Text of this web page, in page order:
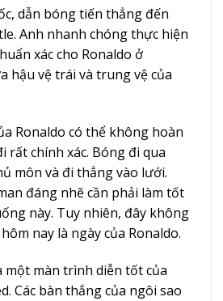
dẫn bóng tiến thẳng đến
Anh nhanh chóng thực hiện
xác cho Ronaldo ở
hậu vệ trái và trung vệ của
Ronaldo có thể không hoàn
rất chính xác. Bóng đi qua
môn và đi thẳng vào lưới.
đáng nhẽ cần phải làm tốt
này. Tuy nhiên, đây không
nay là ngày của Ronaldo.
màn trình diễn tốt của
Các bàn thắng của ngôi sao